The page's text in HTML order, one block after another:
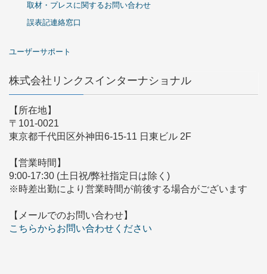
取材・プレスに関するお問い合わせ
誤表記連絡窓口
ユーザーサポート
株式会社リンクスインターナショナル
【所在地】
〒101-0021
東京都千代田区外神田6-15-11 日東ビル 2F
【営業時間】
9:00-17:30 (土日祝/弊社指定日は除く)
※時差出勤により営業時間が前後する場合がございます
【メールでのお問い合わせ】
こちらからお問い合わせください